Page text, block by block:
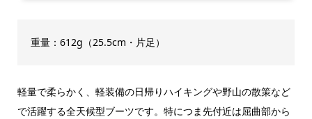
重量：612g（25.5cm・片足）
軽量で柔らかく、軽装備の日帰りハイキングや野山の散策など
で活躍する全天候型ブーツです。特につま先付近は屈曲部から